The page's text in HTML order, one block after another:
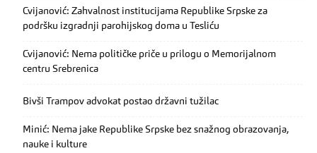
Cvijanović: Zahvalnost institucijama Republike Srpske za
podršku izgradnji parohijskog doma u Tesliću
Cvijanović: Nema političke priče u prilogu o Memorijalnom
centru Srebrenica
Bivši Trampov advokat postao državni tužilac
Minić: Nema jake Republike Srpske bez snažnog obrazovanja,
nauke i kulture